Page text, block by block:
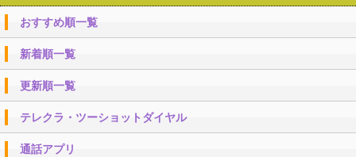
おすすめ順一覧
新着順一覧
更新順一覧
テレクラ・ツーショットダイヤル
通話アプリ